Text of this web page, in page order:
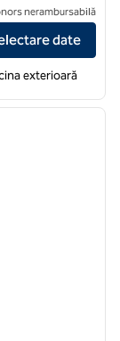
Suites by Hilton
nerambursabilă
date
exterioară